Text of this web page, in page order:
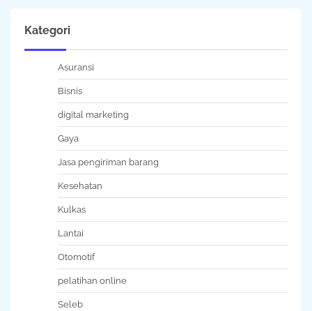
Kategori
Asuransi
Bisnis
digital marketing
Gaya
Jasa pengiriman barang
Kesehatan
Kulkas
Lantai
Otomotif
pelatihan online
Seleb